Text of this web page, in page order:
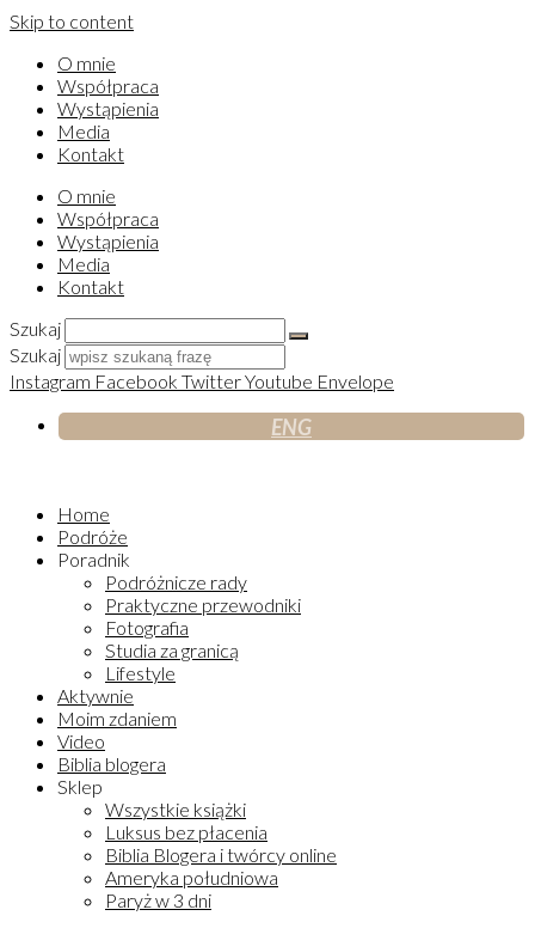
Skip to content
O mnie
Współpraca
Wystąpienia
Media
Kontakt
O mnie
Współpraca
Wystąpienia
Media
Kontakt
Szukaj
Szukaj
Instagram Facebook TwitterYoutube Envelope
ENG
Home
Podróże
Poradnik
Podróżnicze rady
Praktyczne przewodniki
Fotografia
Studia za granicą
Lifestyle
Aktywnie
Moim zdaniem
Video
Biblia blogera
Sklep
Wszystkie książki
Luksus bez płacenia
Biblia Blogera i twórcy online
Ameryka południowa
Paryż w 3 dni